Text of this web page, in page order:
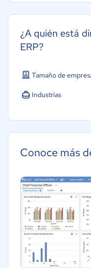
¿A quién está
ERP?
Tamaño de
Industrias
Manufactura
Conoce más